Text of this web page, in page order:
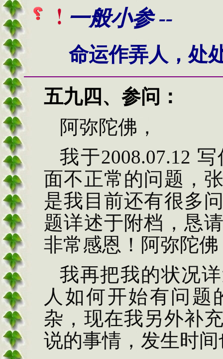
一般小参 --
命运作弄人，处
五九四 、 参问 ：
阿弥陀佛，
我于2008.07.12 写
面不正常的问题，
是我目前还有很多
题详述于附档，恳
非常感恩！阿弥陀佛
我再把我的状况
人如何开始有问题
杂，现在我另外补
说的事情，发生时